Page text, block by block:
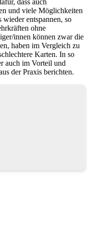
dass auch
und viele Möglichkeiten
entspannen, so
ohne
innen können zwar die
haben im Vergleich zu
Karten. In so
auch im Vorteil und
der Praxis berichten.